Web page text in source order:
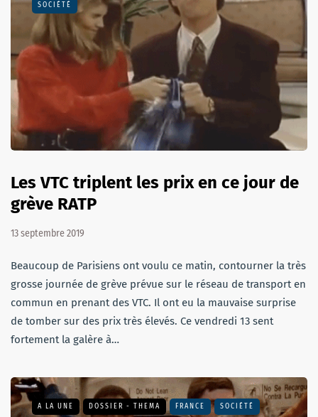
SOCIÉTÉ
Les VTC triplent les prix en ce jour de
grève RATP
13 septembre 2019
Beaucoup de Parisiens ont voulu ce matin, contourner la très
grosse journée de grève prévue sur le réseau de transport en
commun en prenant des VTC. Il ont eu la mauvaise surprise
de tomber sur des prix très élevés. Ce vendredi 13 sent
fortement la galère à…
A LA UNE DOSSIER - THEMA FRANCE SOCIÉTÉ